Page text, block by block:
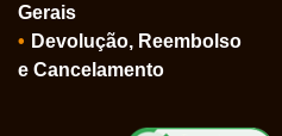
Gerais
Devolução, Reembolso
e Cancelamento